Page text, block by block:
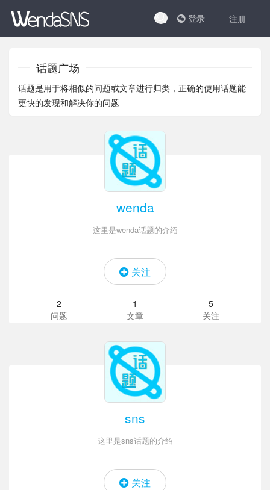
登录 注册
话题广场
话题是用于将相似的问题或文章进行归类，正确的使用话题能
更快的发现和解决你的问题
wenda
这里是wenda话题的介绍
关注
2
问题
1
文章
5
关注
sns
这里是sns话题的介绍
关注